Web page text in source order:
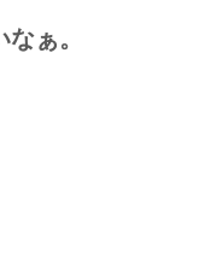
ぁ。